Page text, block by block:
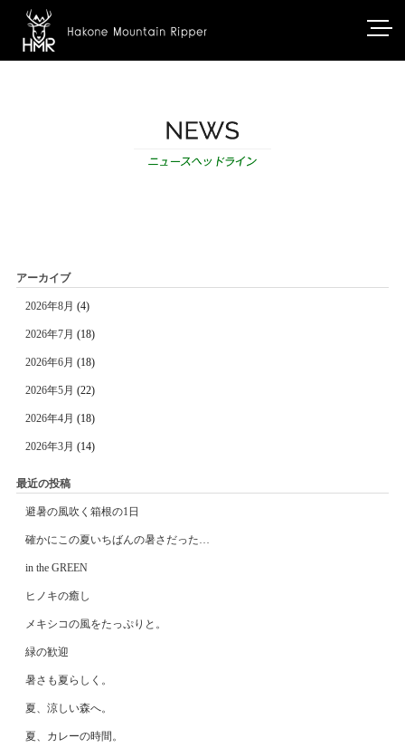
アーカイブ
2026年8月 (4)
2026年7月 (18)
2026年6月 (18)
2026年5月 (22)
2026年4月 (18)
2026年3月 (14)
最近の投稿
避暑の風吹く箱根の1日
確かにこの夏いちばんの暑さだった…
in the GREEN
ヒノキの癒し
メキシコの風をたっぷりと。
緑の歓迎
暑さも夏らしく。
夏、涼しい森へ。
夏、カレーの時間。